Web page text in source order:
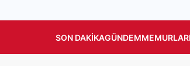
SON DAKIKAGÜNDEMMEMURLAR